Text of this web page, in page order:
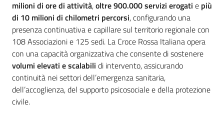
milioni di ore di attività,oltre 900.000 servizi erogati e più
di 10 milioni di chilometri percorsi, configurando una
presenza continuativa e capillare sul territorio regionale con
108 Associazioni e 125 sedi. La Croce Rossa Italiana opera
con una capacità organizzativa che consente di sostenere
volumi elevati e scalabili di intervento, assicurando
continuità nei settori dell’emergenza sanitaria,
dell’accoglienza, del supporto psicosociale e della protezione
civile.